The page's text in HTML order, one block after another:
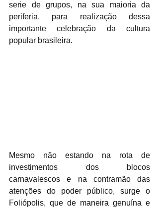
serie de grupos, na sua maioria da
periferia, para realização dessa
importante celebração da cultura
popular brasileira.
Mesmo não estando na rota de
investimentos dos blocos
carnavalescos e na contramão das
atenções do poder público, surge o
Foliópolis, que de maneira genuína e